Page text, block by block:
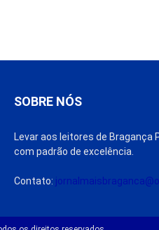
SOBRE NÓS
Levar aos leitores de Bragança
com padrão de excelência.
Contato: